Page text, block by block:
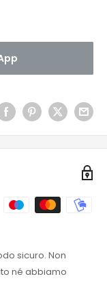
sicuro. Non
né abbiamo